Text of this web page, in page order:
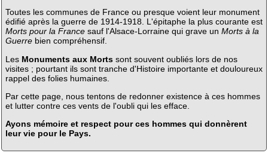
Toutes les communes de France ou presque voient leur monument
édifié après la guerre de 1914-1918. L'épitaphe la plus courante est
Morts pour la Francesauf l'Alsace-Lorraine qui grave un Morts à la
Guerrebien compréhensif.
Les Monuments aux Mortssont souvent oubliés lors de nos
visites ; pourtant ils sont tranche d'Histoire importante et douloureux
rappel des folies humaines.
Par cette page, nous tentons de redonner existence à ces hommes
et lutter contre ces vents de l'oubli qui les efface.
Ayons mémoire et respect pour ces hommes qui donnèrent
leur vie pour le Pays.